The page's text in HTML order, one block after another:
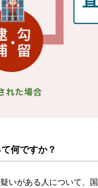
何ですか？
いがある人について、